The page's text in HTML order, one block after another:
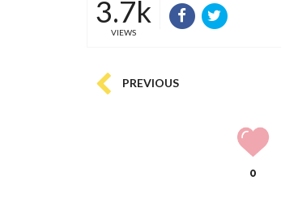
3.7k
VIEWS
PREVIOUS
0